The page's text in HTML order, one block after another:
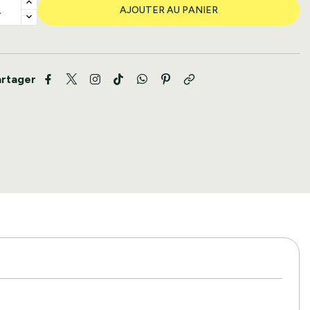
AJOUTER AU PANIER